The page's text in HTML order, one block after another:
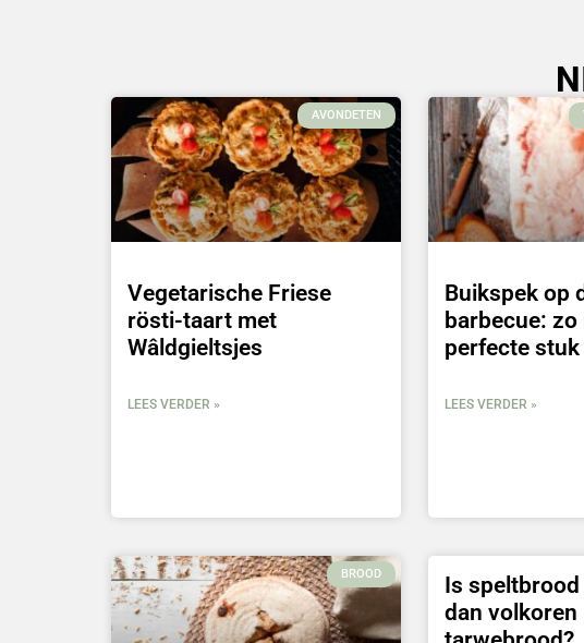
AVONDETEN
Vegetarische Friese
rösti-taart met
Wâldgieltsjes
LEES VERDER »
Buikspek op
barbecue:
perfecte stuk
LEES VERDER »
BROOD
Is
dan volkoren